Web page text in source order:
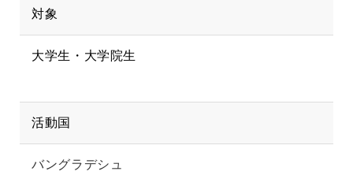
対象
大学生・大学院生
活動国
バングラデシュ